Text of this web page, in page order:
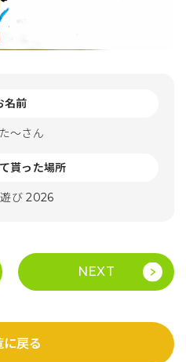
名前
〜さん
貰った場所
び 2026
NEXT
に戻る